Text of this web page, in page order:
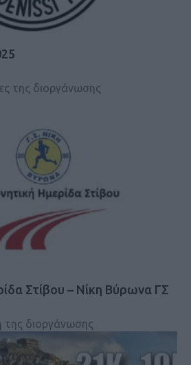
της διοργάνωσης
Στίβου – Νίκη Βύρωνα ΓΣ
της διοργάνωσης